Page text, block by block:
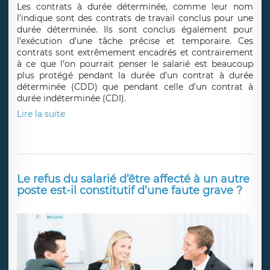
Les contrats à durée déterminée, comme leur nom
l’indique sont des contrats de travail conclus pour une
durée déterminée. Ils sont conclus également pour
l’exécution d’une tâche précise et temporaire. Ces
contrats sont extrêmement encadrés et contrairement
à ce que l’on pourrait penser le salarié est beaucoup
plus protégé pendant la durée d’un contrat à durée
déterminée (CDD) que pendant celle d’un contrat à
durée indéterminée (CDI).
Lire la suite
Le refus du salarié d’être affecté à un autre
poste est-il constitutif d’une faute grave ?